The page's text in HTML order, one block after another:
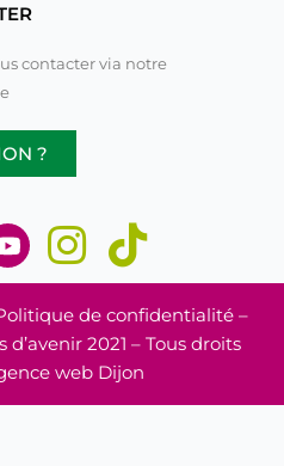
contacter via notre
?
de confidentialité –
d’avenir 2021 – Tous droits
web Dijon